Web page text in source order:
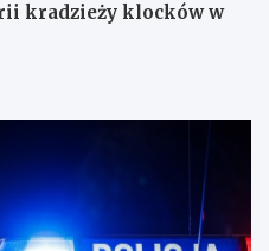
kradzieży klocków w